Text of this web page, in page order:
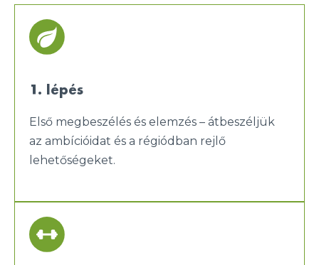
1. lépés
Első megbeszélés és elemzés – átbeszéljük
az ambícióidat és a régiódban rejlő
lehetőségeket.